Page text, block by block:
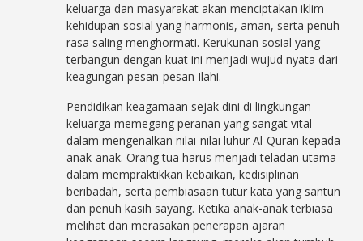
keluarga dan masyarakat akan menciptakan iklim
kehidupan sosial yang harmonis, aman, serta penuh
rasa saling menghormati. Kerukunan sosial yang
terbangun dengan kuat ini menjadi wujud nyata dari
keagungan pesan-pesan Ilahi.
Pendidikan keagamaan sejak dini di lingkungan
keluarga memegang peranan yang sangat vital
dalam mengenalkan nilai-nilai luhur Al-Quran kepada
anak-anak. Orang tua harus menjadi teladan utama
dalam mempraktikkan kebaikan, kedisiplinan
beribadah, serta pembiasaan tutur kata yang santun
dan penuh kasih sayang. Ketika anak-anak terbiasa
melihat dan merasakan penerapan ajaran